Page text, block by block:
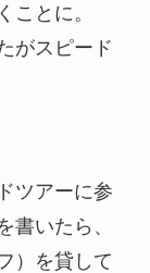
ことに。
がスピード
ツアーに参
書いたら、
）を貸して